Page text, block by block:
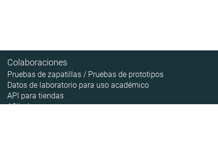
Colaboraciones
Pruebas de zapatillas / Pruebas de prototipos
Datos de laboratorio para uso académico
API para tiendas
Afiliados